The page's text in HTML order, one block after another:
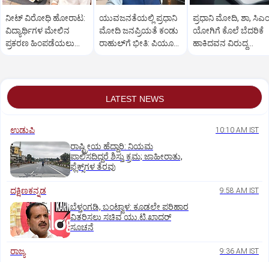
ನೀಟ್‌ ವಿರೋಧಿ ಹೋರಾಟ:
ವಿದ್ಯಾರ್ಥಿಗಳ ಮೇಲಿನ
ಪ್ರಕರಣ ಹಿಂಪಡೆಯಲು
ಯುವಜನತೆಯಲ್ಲಿ ಪ್ರಧಾನಿ
ಮೋದಿ ಜನಪ್ರಿಯತೆ ಕಂಡು
ರಾಹುಲ್‌ಗೆ ಭೀತಿ: ಪಿಯೂಷ್
ಪ್ರಧಾನಿ ಮೋದಿ, ಶಾ, ಸಿಎಂ
ಯೋಗಿಗೆ ಕೊಲೆ ಬೆದರಿಕೆ
ಹಾಕಿದವನ ವಿರುದ್ಧ
LATEST NEWS
ಉಡುಪಿ 10:10 AM IST
ರಾಷ್ಟ್ರೀಯ ಹೆದ್ದಾರಿ: ನಿಯಮ
ಪಾಲಿಸದಿದ್ದರೆ ಶಿಸ್ತು ಕ್ರಮ; ಜಾಹೀರಾತು,
ಫ್ಲೆಕ್ಸ್‌ಗಳ ತೆರವು
ದಕ್ಷಿಣಕನ್ನಡ 9:58 AM IST
ಬೆಳ್ತಂಗಡಿ, ಬಂಟ್ವಾಳ: ಕೂಡಲೇ ಪರಿಹಾರ
ವಿತರಿಸಲು ಸಚಿವ ಯು.ಟಿ.ಖಾದರ್‌
ಸೂಚನೆ
ರಾಜ್ಯ 9:36 AM IST